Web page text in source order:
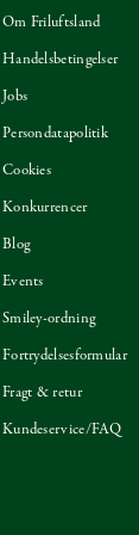
Om Friluftsland
Handelsbetingelser
Jobs
Persondatapolitik
Cookies
Konkurrencer
Blog
Events
Smiley-ordning
Fortrydelsesformular
Fragt & retur
Kundeservice/FAQ